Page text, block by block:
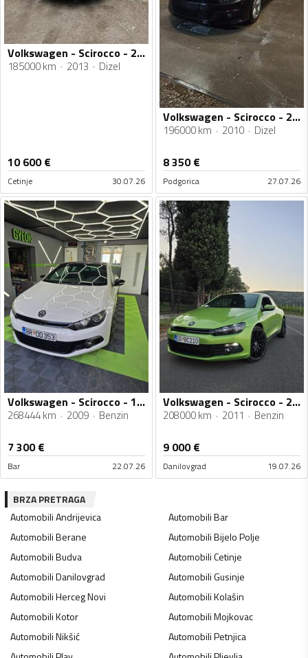
Volkswagen - Scirocco - 2.0 TDI.AUTOMATIK
185000 km 2013 Dizel
10 600€
Cetinje 30.07.26
Volkswagen - Scirocco - 2.0 tdi
196000 km 2010 Dizel
8 350€
Podgorica 27.07.26
Volkswagen - Scirocco - 1.4 tsi
268444 km 2009 Benzin
7 300€
Bar 22.07.26
Volkswagen - Scirocco - 2.0TSI
208000 km 2011 Benzin
9 000€
Danilovgrad 19.07.26
BRZA PRETRAGA
AutomobiliAndrijevica AutomobiliBar
AutomobiliBerane AutomobiliBijelo Polje
AutomobiliBudva AutomobiliCetinje
AutomobiliDanilovgrad AutomobiliGusinje
AutomobiliHerceg Novi AutomobiliKolašin
AutomobiliKotor AutomobiliMojkovac
AutomobiliNikšić AutomobiliPetnjica